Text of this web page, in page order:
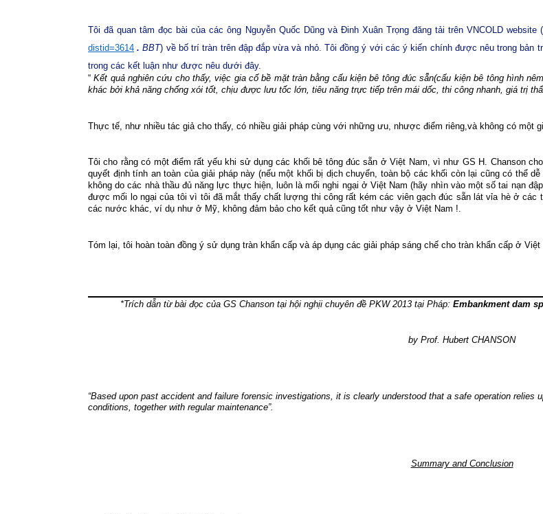
Tôi đã quan tâm đọc bài của các ông Nguyễn Quốc Dũng và Đinh Xuân Trọng đăng tải trên VNCOLD website (
distid=3614 .BBT) về bố trí tràn trên đập đắp vừa và nhỏ. Tôi đồng ý với các ý kiến chính được nêu trong bản
trong các kết luận như được nêu dưới đây.
“Kết quả nghiên cứu cho thấy, việc gia cố bề mặt tràn bằng cấu kiện bê tông đúc sẵn(cấu kiện bê tông hình
khác bởi khả năng chống xói tốt, chịu được lưu tốc lớn, tiêu năng trực tiếp trên mái dốc, thi công nhanh, giá trị
Thực tế, như nhiều tác giả cho thấy, có nhiều giải pháp cùng với những ưu, nhược điểm riêng,và không có một
Tôi cho rằng có một điểm rất yếu khi sử dụng các khối bê tông đúc sẵn ở Việt Nam, vì như GS H. Chanson
quyết định tính an toàn của giải pháp này (nếu một khối bị dịch chuyển, toàn bộ các khối còn lại cũng có thể
không do các nhà thầu đủ năng lực thực hiện, luôn là mối nghi ngại ở Việt Nam (hãy nhìn vào một số tai nạn
được mối lo ngại của tôi vì tôi đã mắt thấy chất lượng thi công rất kém các viên gạch đúc sẵn lát vỉa hè ở
các nước khác, ví dụ như ở Mỹ, không đảm bảo cho kết quả cũng tốt như vậy ở Việt Nam !.
Tóm lại, tôi hoàn toàn đồng ý sử dụng tràn khẩn cấp và áp dụng các giải pháp sáng chế cho tràn khẩn cấp ở
*Trích dẫn từ bài đọc của GS Chanson tại hội nghịi chuyên đề PKW 2013 tại Pháp:Embankment dam
by Prof. Hubert CHANSON
“Based upon past accident and failure forensic investigations, it is clearly understood that a safe operation
conditions, together with regular maintenance”.
Summary and Conclusion